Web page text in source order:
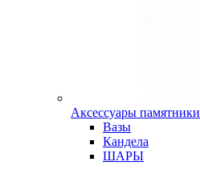
Аксессуары памятники
Вазы
Кандела
ШАРЫ